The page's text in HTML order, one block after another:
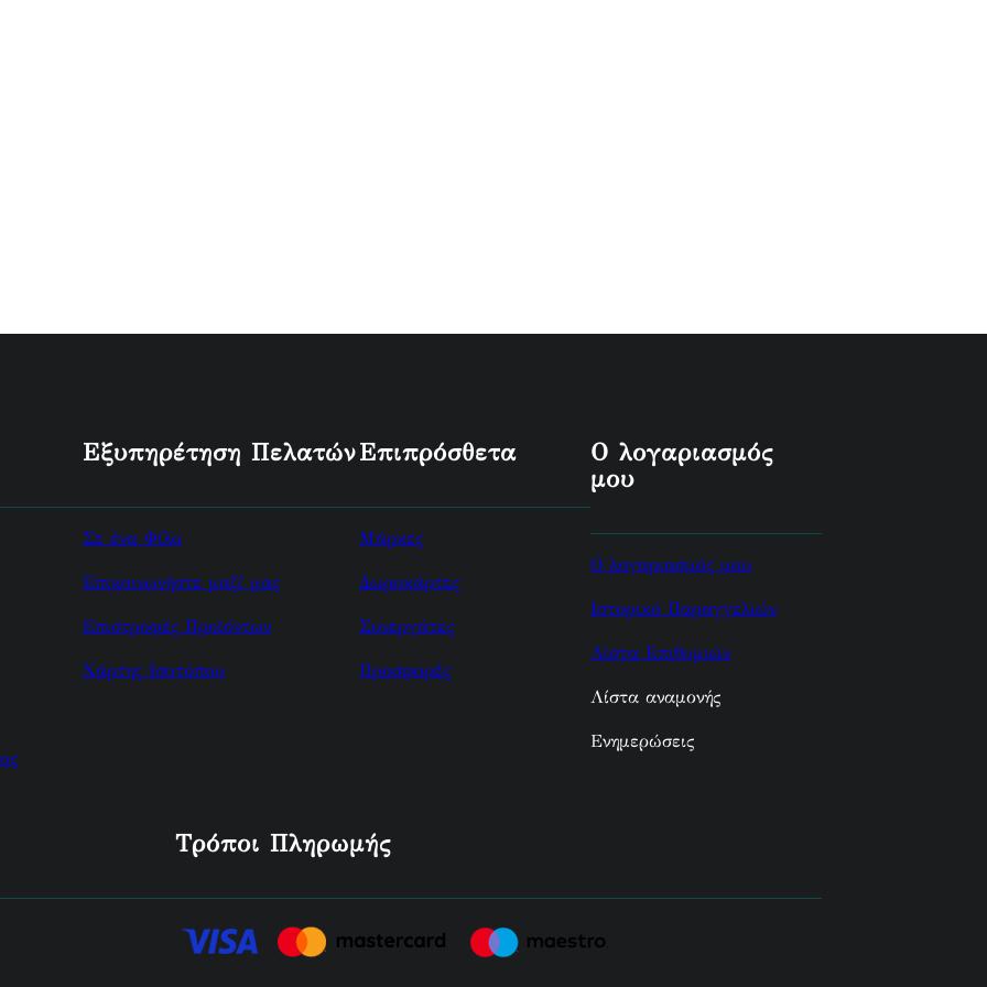
Εξυπηρέτηση Πελατών
Σε ένα Φίλο
Επικοινωνήστε μαζί μας
Επιστροφές Προϊόντων
Χάρτης Ισοτόπου
Επιπρόσθετα
Μάρκες
Δωροκάρτες
Συνεργάτες
Προσφορές
Ο λογαριασμός
μου
Ο λογαριασμός μου
Ιστορικό Παραγγελιών
Λίστα Επιθυμιών
Λίστα αναμονής
Ενημερώσεις
Τρόποι Πληρωμής